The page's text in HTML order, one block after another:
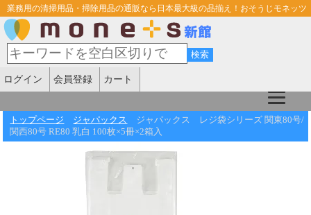
業務用の清掃用品・掃除用品の通販なら日本最大級の品揃え！おそうじモネッツ
ログイン 会員登録 カート
トップページ ジャパックス
ジャパックス レジ袋シリーズ 関東80号/
関西80号 RE80 乳白 100枚×5冊×2箱入